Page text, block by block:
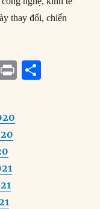
thay đổi, chiến
P